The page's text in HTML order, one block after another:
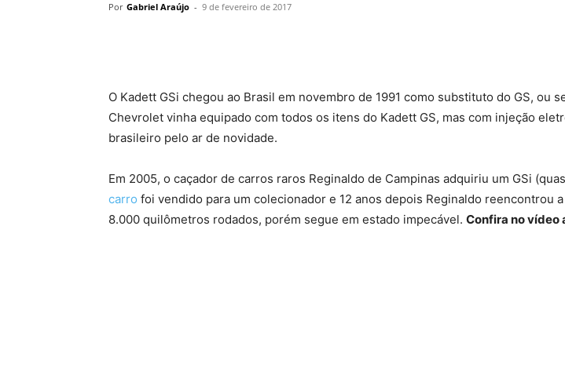
Por Gabriel Araújo - 9 de fevereiro de 2017
O Kadett GSi chegou ao Brasil em novembro de 1991 como substituto do GS, ou
Chevrolet vinha equipado com todos os itens do Kadett GS, mas com injeção
brasileiro pelo ar de novidade.
Em 2005, o caçador de carros raros Reginaldo de Campinas adquiriu um GSi
carro foi vendido para um colecionador e 12 anos depois Reginaldo reencontrou
8.000 quilômetros rodados, porém segue em estado impecável. Confira no vídeo